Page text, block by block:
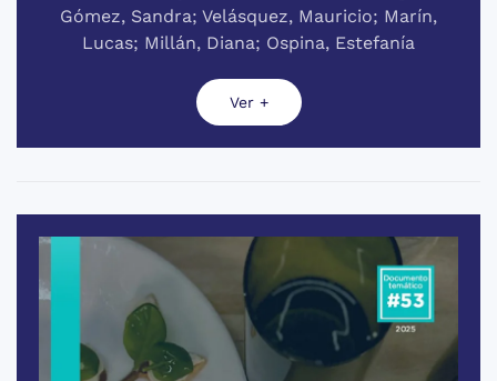
Gómez, Sandra; Velásquez, Mauricio; Marín,
Lucas; Millán, Diana; Ospina, Estefanía
Ver +